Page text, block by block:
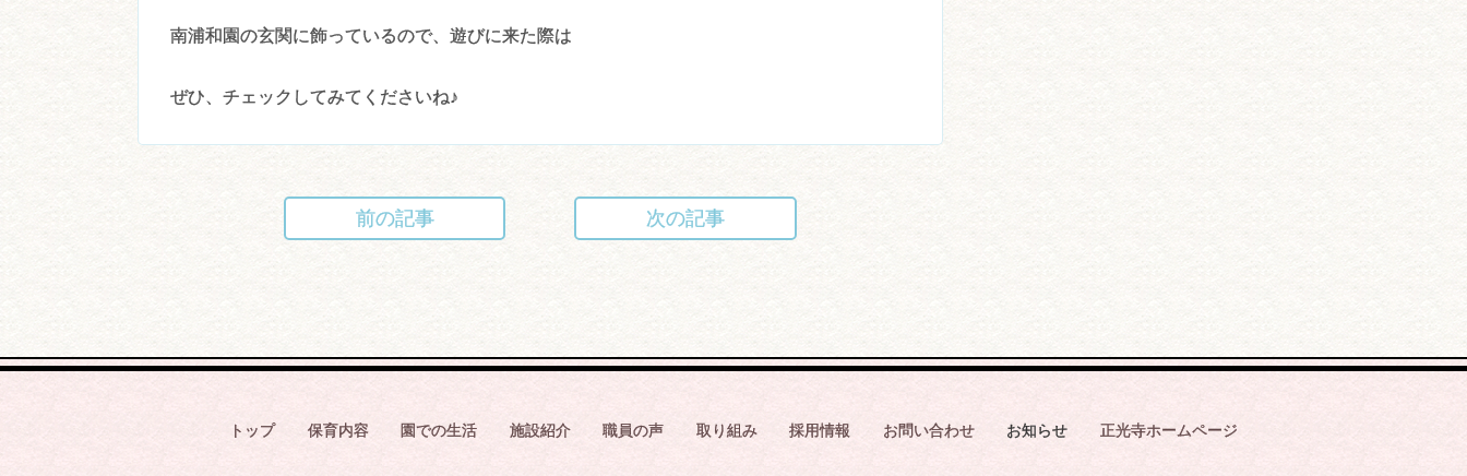
南浦和園の玄関に飾っているので、遊びに来た際は
ぜひ、チェックしてみてくださいね♪
投
稿
ビ
ゲ
前の記事 次の記事
トップ 保育内容 園での生活 施設紹介 職員の声 取り組み 採用情報 お問い合わせ お知らせ 正光寺ホームページ